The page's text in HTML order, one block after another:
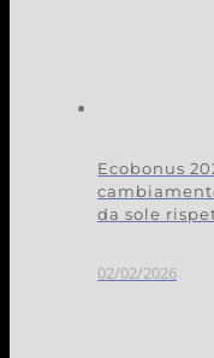
Ecobonus
da sole
02/02/2026